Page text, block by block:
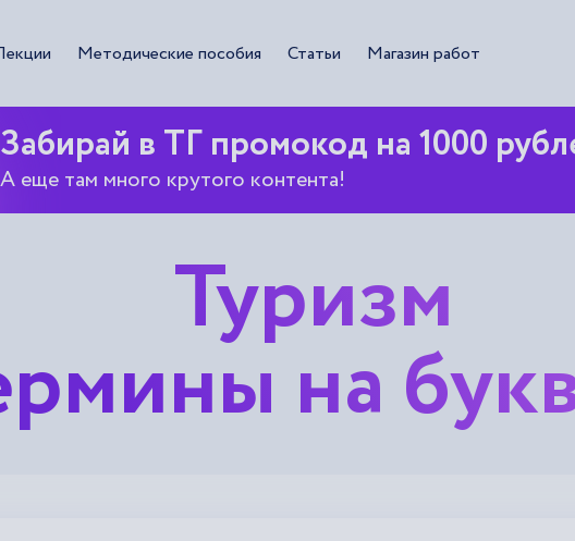
Методические пособия Статьи Магазин работ
Забирай в ТГ промокод на 1000
А еще там много крутого контента!
Туризм
на